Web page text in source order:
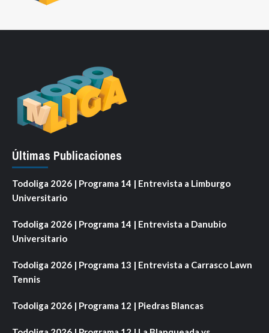
Últimas Publicaciones
Todoliga 2026 | Programa 14 | Entrevista a Limburgo
Universitario
Todoliga 2026 | Programa 14 | Entrevista a Danubio
Universitario
Todoliga 2026 | Programa 13 | Entrevista a Carrasco Lawn
Tennis
Todoliga 2026 | Programa 12 | Piedras Blancas